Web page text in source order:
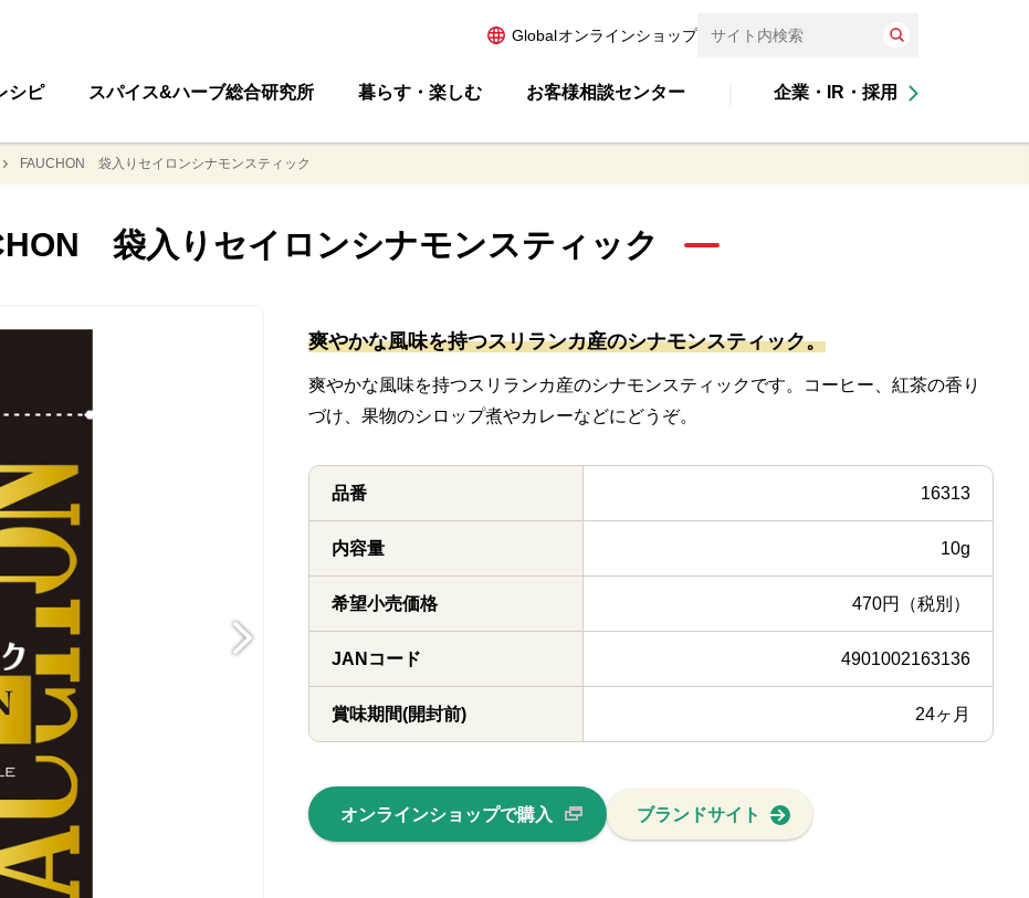
Globalオンラインショップ
シピ スパイス&ハーブ総合研究所 暮らす・楽しむ お客様相談センター 企業・IR・採用
FAUCHON 袋入りセイロンシナモンスティック
袋入りセイロンシナモンスティック
爽やかな風味を持つスリランカ産のシナモンスティック。
爽やかな風味を持つスリランカ産のシナモンスティックです。コーヒー、紅茶の香り
づけ、果物のシロップ煮やカレーなどにどうぞ。
品番 16313
内容量 10g
希望小売価格 470円（税別）
JANコード 4901002163136
賞味期間(開封前) 24ヶ月
オンラインショップで購入 ブランドサイト